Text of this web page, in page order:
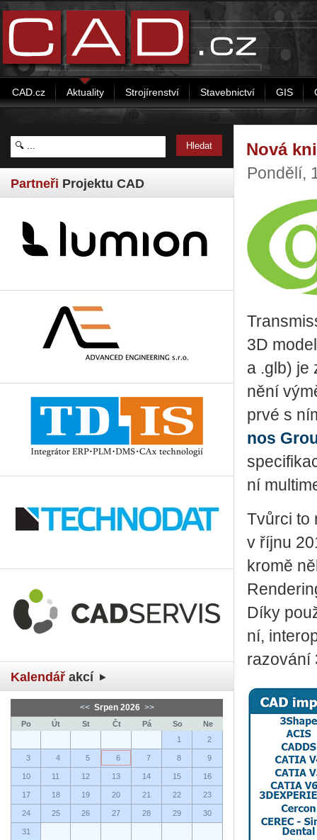
CAD.cz Aktuality Strojírenství Stavebnictví GIS
Partneři Projektu CAD
Kalendář akcí
<< Srpen 2026 >>
Po Út St Čt Pá So
Ne
1
2
3 4 5 6 7 8 9
10 11 12 13 14 15 16
17 18 19 20 21 22 23
24 25 26 27 28 29 30
31
Nová
Pondělí,
3D
a .glb) je
ně­ní
pr­vé s
nos
ní
Tvůr­ci to
v říjnu
kromě
Díky
ní,
ra­zo­vá­ní